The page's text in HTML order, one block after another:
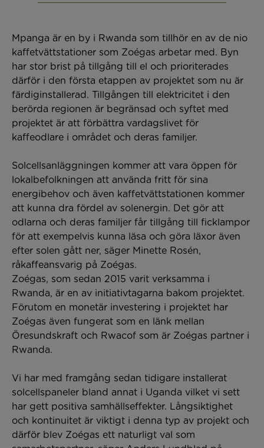
Mpanga är en by i Rwanda som tillhör en av de nio
kaffetvättstationer som Zoégas arbetar med. Byn
har stor brist på tillgång till el och prioriterades
därför i den första etappen av projektet som nu är
färdiginstallerad. Tillgången till elektricitet i den
berörda regionen är begränsad och syftet med
projektet är att förbättra vardagslivet för
kaffeodlare i området och deras familjer.
Solcellsanläggningen kommer att vara öppen för
lokalbefolkningen att använda fritt för sina
energibehov och även kaffetvättstationen kommer
att kunna dra fördel av solenergin. Det gör att
odlarna och deras familjer får tillgång till ficklampor
för att exempelvis kunna läsa och göra läxor även
efter solen gått ner, säger Minette Rosén,
råkaffeansvarig på Zoégas.
Zoégas, som sedan 2015 varit verksamma i
Rwanda, är en av initiativtagarna bakom projektet.
Förutom en monetär investering i projektet har
Zoégas även fungerat som en länk mellan
Öresundskraft och Rwacof som är Zoégas partner i
Rwanda.
Vi har med framgång sedan tidigare installerat
solcellspaneler bland annat i Uganda vilket vi sett
har gett positiva samhällseffekter. Långsiktighet
och kontinuitet är viktigt i denna typ av projekt och
därför blev Zoégas ett naturligt val som